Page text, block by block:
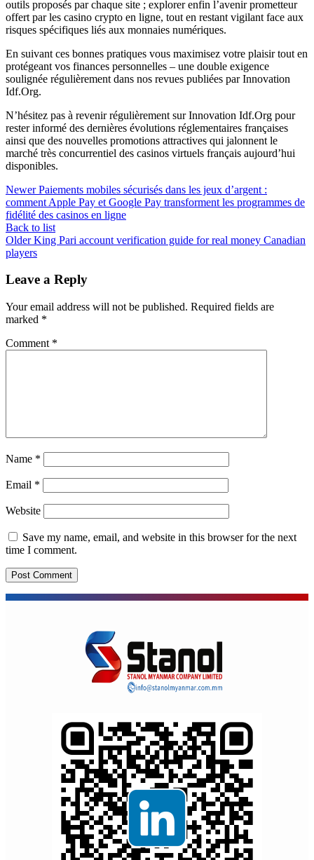
outils proposés par chaque site ; explorer enfin l’avenir prometteur
offert par les casino crypto en ligne, tout en restant vigilant face aux
risques spécifiques liés aux monnaies numériques.
En suivant ces bonnes pratiques vous maximisez votre plaisir tout en
protégeant vos finances personnelles – une double exigence
soulignée régulièrement dans nos revues publiées par Innovation
Idf.Org.
N’hésitez pas à revenir régulièrement sur Innovation Idf.Org pour
rester informé des dernières évolutions réglementaires françaises
ainsi que des nouvelles promotions attractives qui jalonnent le
marché très concurrentiel des casinos virtuels français aujourd’hui
disponibles.​
Newer Paiements mobiles sécurisés dans les jeux d’argent :
comment Apple Pay et Google Pay transforment les programmes de
fidélité des casinos en ligne
Back to list
Older King Pari account verification guide for real money Canadian
players
Leave a Reply
Your email address will not be published. Required fields are
marked *
Comment *
Name *
Email *
Website
Save my name, email, and website in this browser for the next
time I comment.